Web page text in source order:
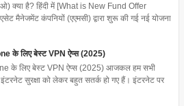
क्या है? हिंदी में [What is New Fund Offer
मैनेजमेंट कंपनियों (एएमसी) द्वारा शुरू की गई नई योजना
के लिए बेस्ट VPN ऐप्स (2025)
के लिए बेस्ट VPN ऐप्स (2025) आजकल हम सभी
सुरक्षा को लेकर बहुत सतर्क हो गए हैं। इंटरनेट पर